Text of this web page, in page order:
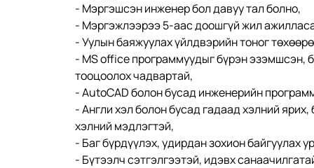
- Мэргэшсэн инженер бол давуу тал болно,
- Мэргэжлээрээ 5-аас доошгүй жил
- Уулын баяжуулах үйлдвэрийн тоног
- МS office программуудыг бүрэн эзэмшсэн,
тооцоолох чадвартай,
- AutoCAD болон бусад инженерийн
- Англи хэл болон бусад гадаад хэлний
хэлний мэдлэгтэй,
- Баг бүрдүүлэх, удирдан зохион байгуулах
- Бүтээлч сэтгэлгээтэй, идэвх